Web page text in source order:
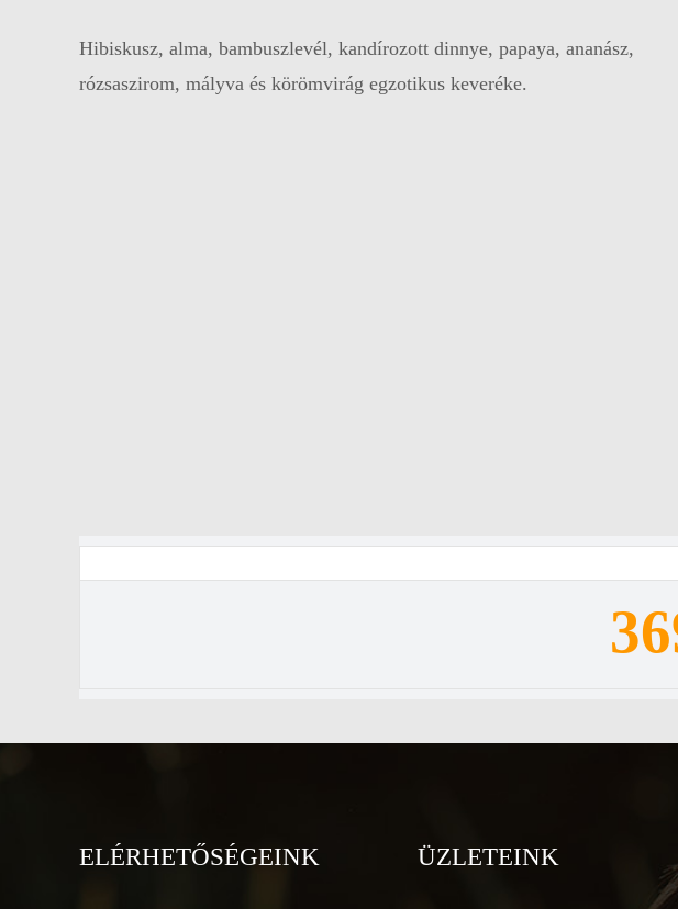
Hibiskusz, alma, bambuszlevél, kandírozott dinnye, papaya, ananász,
rózsaszirom, mályva és körömvirág egzotikus keveréke.
ELÉRHETŐSÉGEINK ÜZLETEINK